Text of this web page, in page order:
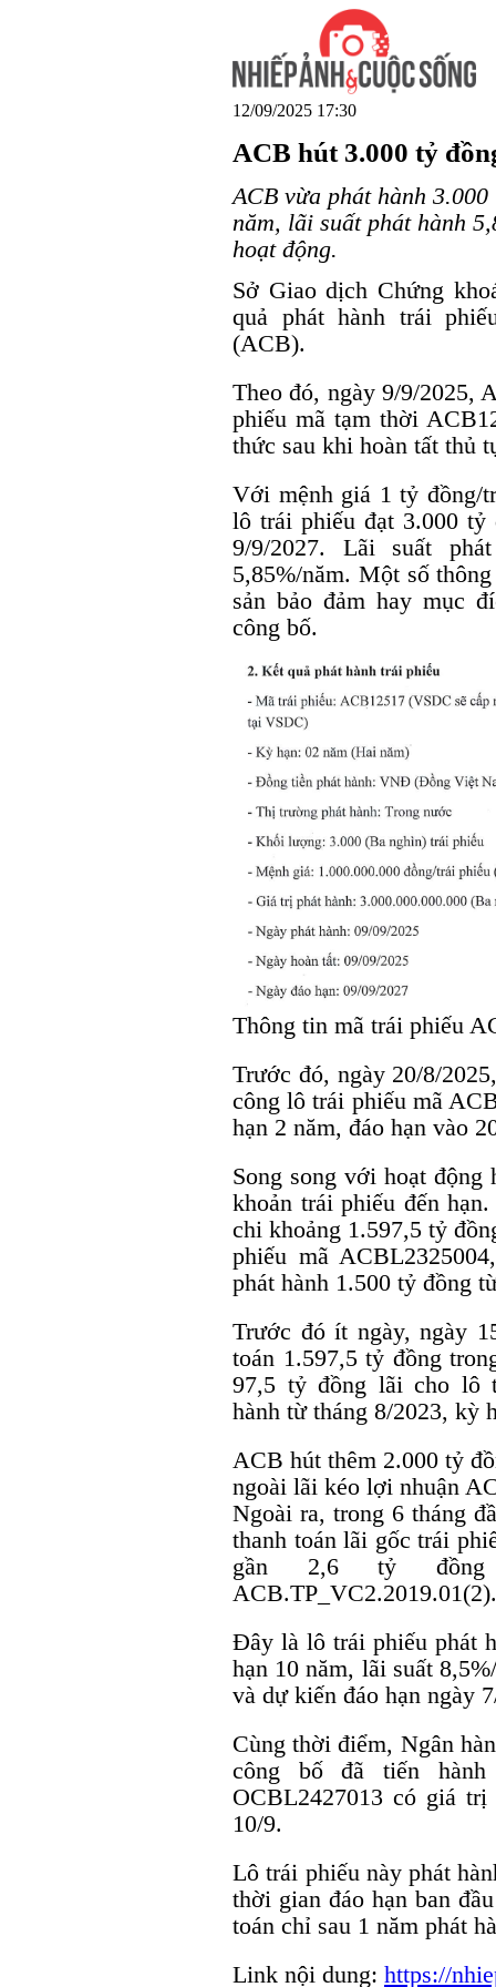
12/09/2025 17:30
ACB hút 3.000 tỷ
ACB vừa phát hành
năm, lãi suất phát hành
hoạt động.
Sở Giao dịch Chứng
quả phát hành trái
(ACB).
Theo đó, ngày 9/9/2025,
phiếu mã tạm thời
thức sau khi hoàn tất thủ
Với mệnh giá 1 tỷ đồng/
lô trái phiếu đạt 3.000 tỷ
9/9/2027. Lãi suất
5,85%/năm. Một số
sản bảo đảm hay mục
công bố.
Thông tin mã trái phiếu
Trước đó, ngày 20/8/
công lô trái phiếu mã
hạn 2 năm, đáo hạn vào
Song song với hoạt
khoản trái phiếu đến
chi khoảng 1.597,5 tỷ
phiếu mã
phát hành 1.500 tỷ đồng
Trước đó ít ngày, ngày
toán 1.597,5 tỷ đồng
97,5 tỷ đồng lãi cho lô
hành từ tháng 8/2023, kỳ
ACB hút thêm 2.000 tỷ
ngoài lãi kéo lợi nhuận
Ngoài ra, trong 6 tháng
thanh toán lãi gốc trái
gần 2,6 tỷ
ACB.TP_VC2.2019.01(2).
Đây là lô trái phiếu phát
hạn 10 năm, lãi suất
và dự kiến đáo hạn ngày
Cùng thời điểm, Ngân
công bố đã tiến
OCBL2427013 có giá
10/9.
Lô trái phiếu này phát
thời gian đáo hạn ban
toán chỉ sau 1 năm phát
Link nội dung: https://